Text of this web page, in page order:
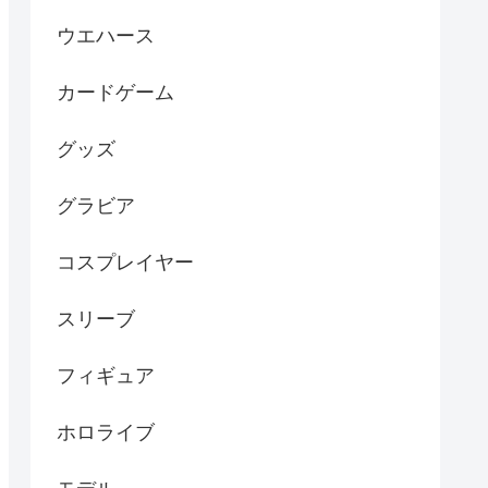
ウエハース
カードゲーム
グッズ
グラビア
コスプレイヤー
スリーブ
フィギュア
ホロライブ